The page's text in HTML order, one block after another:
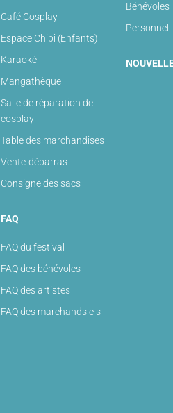
Café Cosplay
Espace Chibi (Enfants)
Karaoké
Mangathèque
Salle de réparation de
cosplay
Table des marchandises
Vente-débarras
Consigne des sacs
FAQ
FAQ du festival
FAQ des bénévoles
FAQ des artistes
FAQ des marchands·e·s
Bénévoles
Personnel